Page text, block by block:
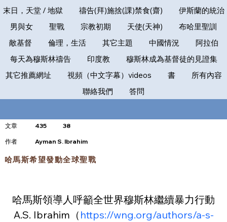
末日，天堂 / 地獄
禱告(拜)施捨(課)禁食(齋)
伊斯蘭的統治
男與女
聖戰 宗教初期 天使(天神)
布哈里聖訓
敵基督
倫理，生活 其它主題 中國情況
阿拉伯
每天為穆斯林禱告
印度教
穆斯林成為基督徒的見證集
其它推薦網址
視頻（中文字幕）videos 書
所有內容
聯絡我們
答問
文章 435 38
​作者 Ayman S. Ibrahim
哈馬斯希望發動全球聖戰
哈馬斯領導人呼籲全世界穆斯林繼續暴力行動
A.S. Ibrahim（ https://wng.org/authors/a-s-